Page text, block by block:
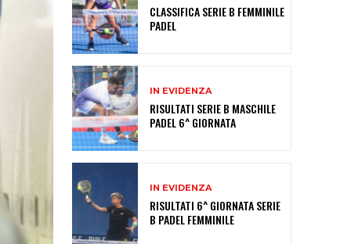
CLASSIFICA SERIE B FEMMINILE
PADEL
IN EVIDENZA
RISULTATI SERIE B MASCHILE
PADEL 6^ GIORNATA
IN EVIDENZA
RISULTATI 6^ GIORNATA SERIE
B PADEL FEMMINILE